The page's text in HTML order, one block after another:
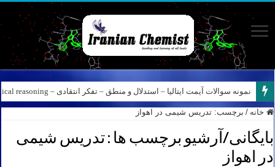
نمونه سوالات آیمت ایتالیا – استدلال و منطق – تفکر انتقادی – Logical reasoning – پارت ۸
خانه / برچسب: تدریس شیمی در اهواز
بایگانی/آرشیو برچسب ها :تدریس شیمی
در اهواز